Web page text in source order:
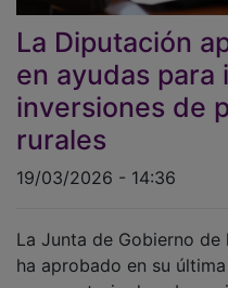
La Diputación
en ayudas para
inversiones de
rurales
ha aprobado en su
convocatoria de